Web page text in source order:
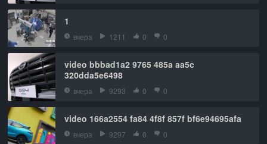
1
вчера 1211 0 0
video bbbad1a2 9765 485a aa5c
320dda5e6498
вчера 9293 0 0
video 166a2554 fa84 4f8f 857f bf6e94695afa
вчера 9297 0 0